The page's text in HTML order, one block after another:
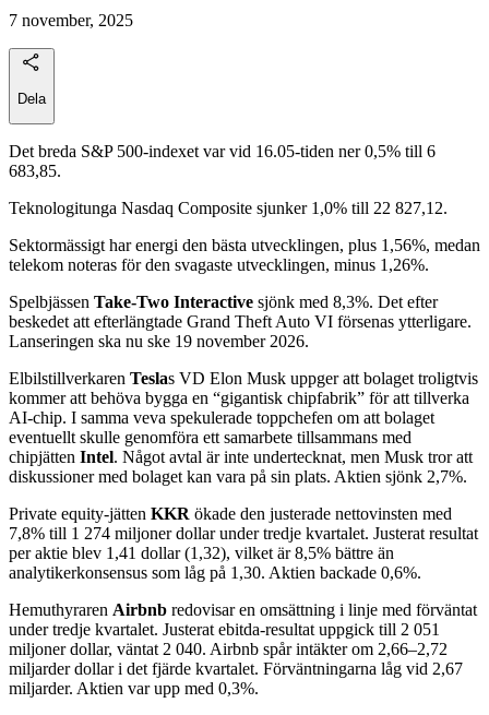
7 november, 2025
Dela
Det breda S&P 500-indexet var vid 16.05-tiden ner 0,5% till 6
683,85.
Teknologitunga Nasdaq Composite sjunker 1,0% till 22 827,12.
Sektormässigt har energi den bästa utvecklingen, plus 1,56%, medan
telekom noteras för den svagaste utvecklingen, minus 1,26%.
Spelbjässen Take-Two Interactive sjönk med 8,3%. Det efter
beskedet att efterlängtade Grand Theft Auto VI försenas ytterligare.
Lanseringen ska nu ske 19 november 2026.
Elbilstillverkaren Teslas VD Elon Musk uppger att bolaget troligtvis
kommer att behöva bygga en “gigantisk chipfabrik” för att tillverka
AI-chip. I samma veva spekulerade toppchefen om att bolaget
eventuellt skulle genomföra ett samarbete tillsammans med
chipjätten Intel. Något avtal är inte undertecknat, men Musk tror att
diskussioner med bolaget kan vara på sin plats. Aktien sjönk 2,7%.
Private equity-jätten KKR ökade den justerade nettovinsten med
7,8% till 1 274 miljoner dollar under tredje kvartalet. Justerat resultat
per aktie blev 1,41 dollar (1,32), vilket är 8,5% bättre än
analytikerkonsensus som låg på 1,30. Aktien backade 0,6%.
Hemuthyraren Airbnb redovisar en omsättning i linje med förväntat
under tredje kvartalet. Justerat ebitda-resultat uppgick till 2 051
miljoner dollar, väntat 2 040. Airbnb spår intäkter om 2,66–2,72
miljarder dollar i det fjärde kvartalet. Förväntningarna låg vid 2,67
miljarder. Aktien var upp med 0,3%.